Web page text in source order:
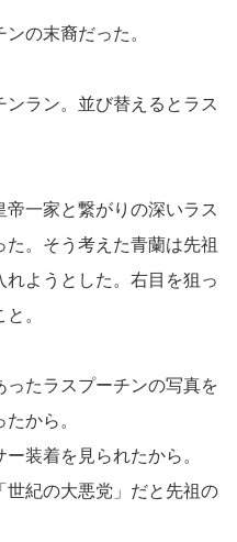
の末裔だった。
ラン。並び替えるとラス
帝一家と繋がりの深いラス
。そう考えた青蘭は先祖
ようとした。右目を狙っ
。
たラスプーチンの写真を
から。
装着を見られたから。
紀の大悪党」だと先祖の